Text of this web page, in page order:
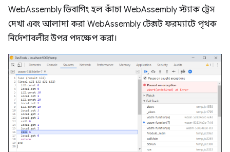
WebAssembly ডিবাগিং হল কাঁচা WebAssembly স্ট্যাক ট্রেস
দেখা এবং আলাদা করা WebAssembly টেক্সট ফরম্যাটে পৃথক
নির্দেশাবলীর উপর পদক্ষেপ করা।